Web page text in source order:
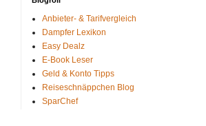
Anbieter- & Tarifvergleich
Dampfer Lexikon
Easy Dealz
E-Book Leser
Geld & Konto Tipps
Reiseschnäppchen Blog
SparChef